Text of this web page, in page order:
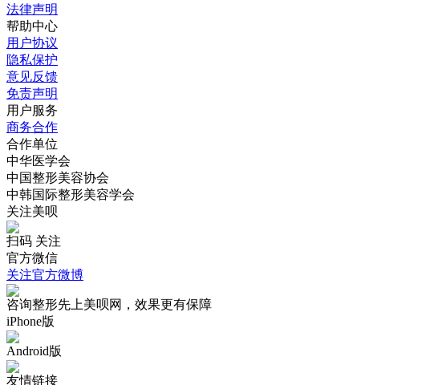
法律声明
帮助中心
用户协议
隐私保护
意见反馈
免责声明
用户服务
商务合作
合作单位
中华医学会
中国整形美容协会
中韩国际整形美容学会
关注美呗
扫码 关注
官方微信
关注官方微博
咨询整形先上美呗网，效果更有保障
iPhone版
Android版
友情链接